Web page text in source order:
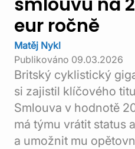
smlouvu na
eur ročně
Matěj Nykl
Publikováno 09.03.2026
Britský cyklistický
si zajistil klíčového
Smlouva v hodnotě
má týmu vrátit status
a umožnit mu